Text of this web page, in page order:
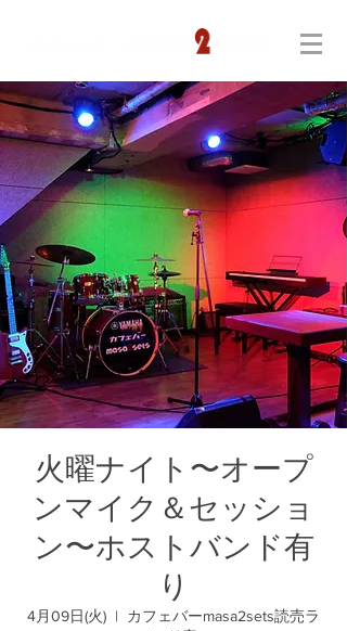
火曜ナイト〜オープ
ンマイク＆セッショ
ン〜ホストバンド有
り
4月09日(火)
  |
カフェバーmasa2sets読売ラ